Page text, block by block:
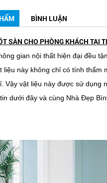
BÌNH LUẬN
SÀN CHO PHÒNG KHÁCH TẠI
gian nội thất hiện đại đều
liệu này không chỉ có tính thẩm
Vậy vật liệu này được sử dụng
dưới đây và cùng Nhà Đẹp